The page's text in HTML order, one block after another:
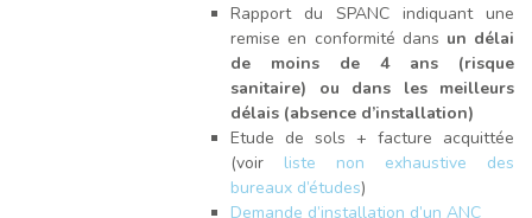
Rapport du SPANC indiquant une
remise en conformité dans un délai
de moins de 4 ans (risque
sanitaire) ou dans les meilleurs
délais (absence d’installation)
Etude de sols + facture acquittée
(voir liste non exhaustive des
bureaux d’études)
Demande d’installation d’un ANC